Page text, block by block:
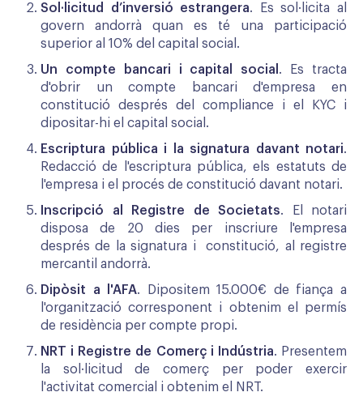
Sol·licitud d’inversió estrangera. Es sol·licita al
govern andorrà quan es té una participació
superior al 10% del capital social.
Un compte bancari i capital social . Es tracta
d'obrir un compte bancari d'empresa en
constitució després del compliance i el KYC i
dipositar-hi el capital social.
Escriptura pública i la signatura davant notari.
Redacció de l'escriptura pública, els estatuts de
l'empresa i el procés de constitució davant notari.
Inscripció al Registre de Societats. El notari
disposa de 20 dies per inscriure l'empresa
després de la signatura i constitució, al registre
mercantil andorrà.
Dipòsit a l'AFA. Dipositem 15.000€ de fiança a
l'organització corresponent i obtenim el permís
de residència per compte propi.
NRT i Registre de Comerç i Indústria. Presentem
la sol·licitud de comerç per poder exercir
l'activitat comercial i obtenim el NRT.